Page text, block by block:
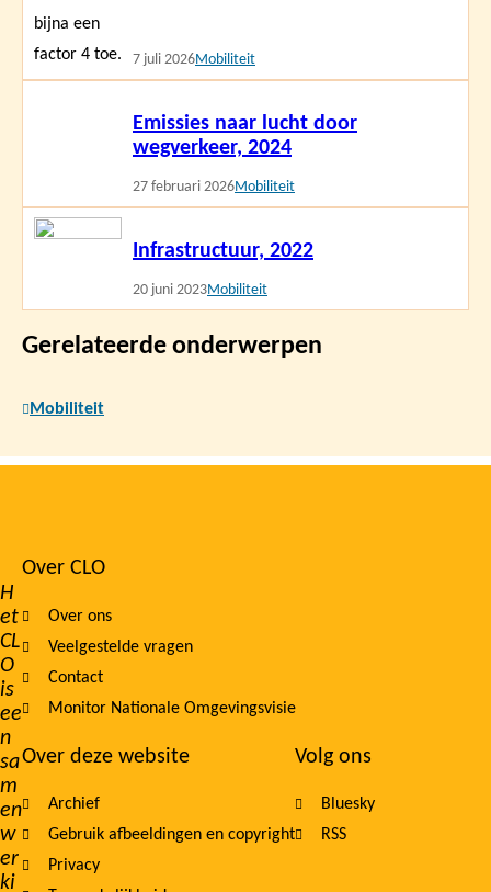
7 juli 2026Mobiliteit
Emissies naar lucht door
wegverkeer, 2024
27 februari 2026Mobiliteit
Infrastructuur, 2022
20 juni 2023Mobiliteit
Lees
Gerelateerde onderwerpen
Mobiliteit
H
et
CL
O
is
ee
n
sa
m
en
w
er
ki
Footer
navigation
Over CLO
Over ons
Veelgestelde vragen
Contact
Monitor Nationale Omgevingsvisie
Over deze website
Archief
Gebruik afbeeldingen en copyright
Privacy
Volg ons
Bluesky
RSS